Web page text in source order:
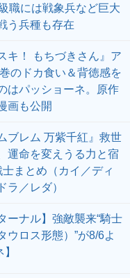
職には戦象兵など巨大
う兵種も存在
キ！ もちづきさん』ア
のドカ食い＆背徳感を
はパッショーネ。原作
画も公開
ブレム 万紫千紅』救世
運命を変えうる力と宿
まとめ（カイ／ディ
ラ／レダ）
ーナル】強敵襲来“騎士
ウロス形態）”が8/6よ